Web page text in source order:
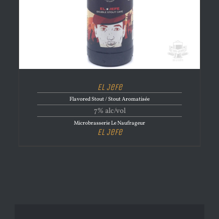
El Jefe
Flavored Stout / Stout Aromatisée
7% alc/vol
Microbrasserie Le Naufrageur
El Jefe